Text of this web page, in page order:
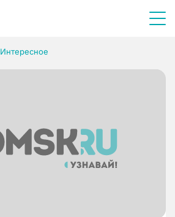
Интересное